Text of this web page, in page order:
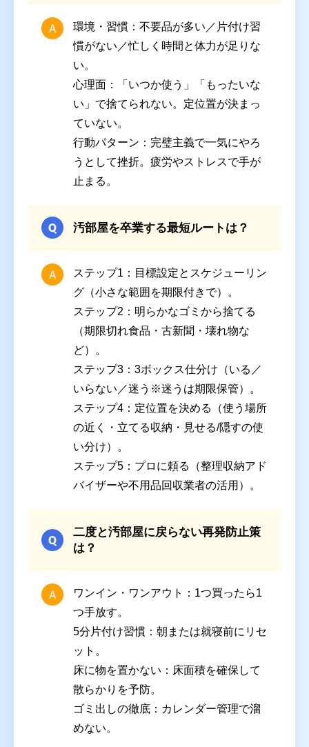
環境・習慣 ：不要品が多い／片付け習
慣がない／忙しく時間と体力が足りな
い。
心理面 ：「いつか使う」「もったいな
い」で捨てられない。定位置が決まっ
ていない。
行動パターン ：完璧主義で一気にやろ
うとして挫折。疲労やストレスで手が
止まる。
汚部屋を卒業する最短ルートは？
ステップ1：目標設定とスケジューリン
グ （小さな範囲を期限付きで）。
ステップ2：明らかなゴミから捨てる
（期限切れ食品・古新聞・壊れ物な
ど）。
ステップ3：3ボックス仕分け （いる／
いらない／迷う※迷うは期限保管）。
ステップ4：定位置を決める
（使う場所
の近く・立てる収納・見せる/隠すの使
い分け）。
ステップ5：プロに頼る
（整理収納アド
バイザーや不用品回収業者の活用）。
二度と汚部屋に戻らない再発防止策
は？
ワンイン・ワンアウト
：1つ買ったら1
つ手放す。
5分片付け習慣 ：朝または就寝前にリセ
ット。
床に物を置かない ：床面積を確保して
散らかりを予防。
ゴミ出しの徹底 ：カレンダー管理で溜
めない。